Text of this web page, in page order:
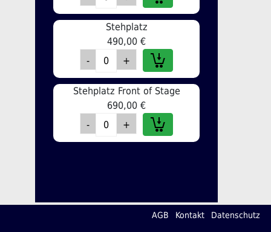
Stehplatz
490,00 €
Stehplatz Front of Stage
690,00 €
AGB Kontakt Datenschutz